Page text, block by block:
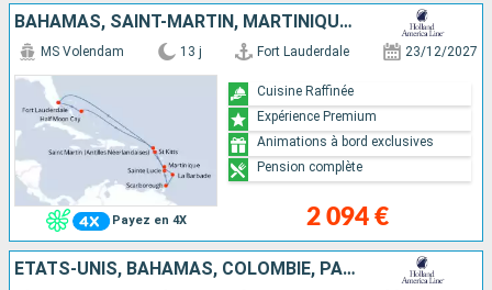
BAHAMAS, SAINT-MARTIN, MARTINIQUE, BARBADE, TRINITÉ-ET-TOBAGO, SAINTE-LUCIE, ANTIGUA-ET-BARBUDA, ÉTATS-UNIS
Payez en 4X
MS Volendam 13 j Fort Lauderdale 23/12/2027
2 094 €
Cuisine Raffinée
Expérience Premium
Animations à bord exclusives
Pension complète
ÉTATS-UNIS, BAHAMAS, COLOMBIE, PANAMA, COSTA RICA, CAÏMANS (ÎLES)